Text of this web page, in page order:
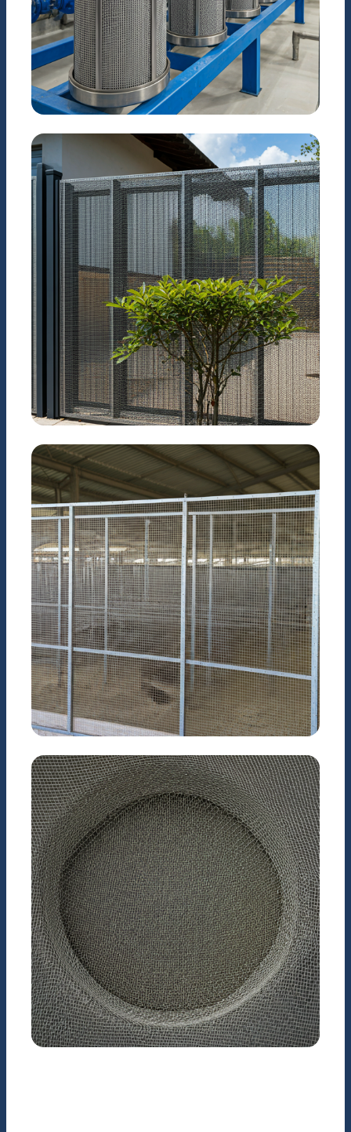
Hệ thống lọc nước & Hóa
chất
KIẾN TRÚC
Hàng rào & Trang trí nội
thất
NÔNG NGHIỆP
Chuồng trại chăn nuôi
chất lượng cao